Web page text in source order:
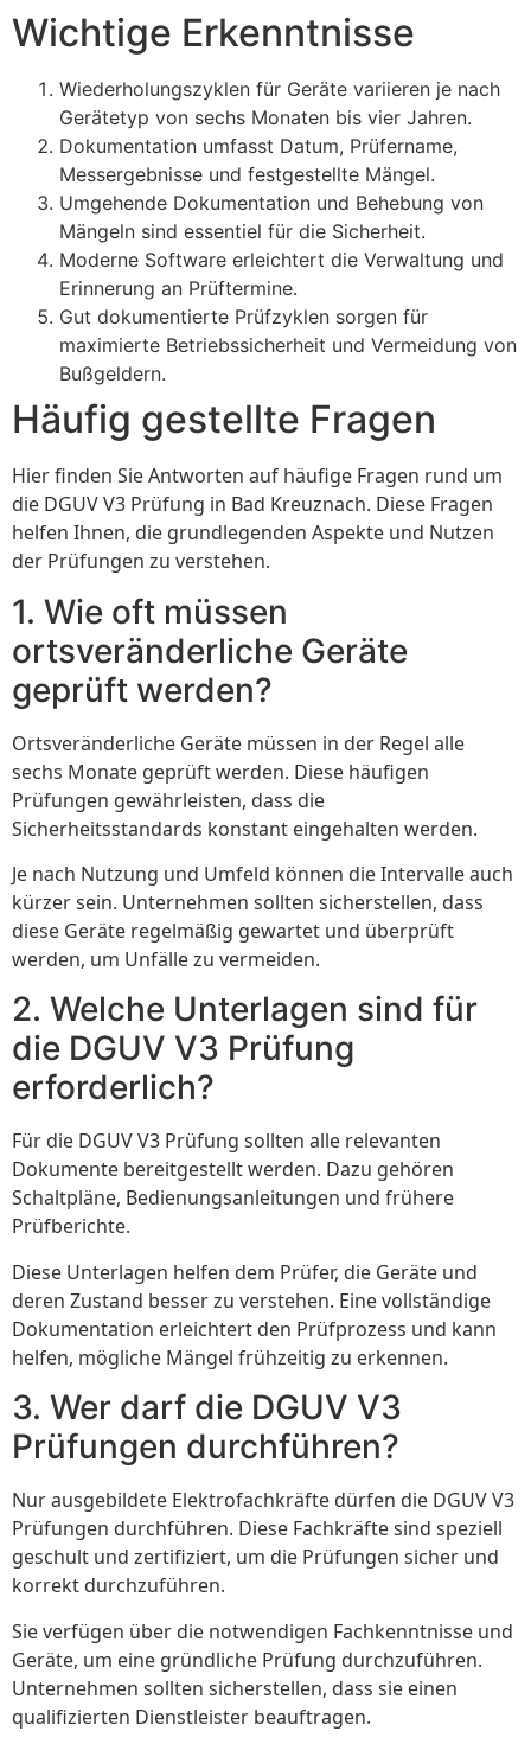
Wichtige Erkenntnisse
Wiederholungszyklen für Geräte variieren je nach
Gerätetyp von sechs Monaten bis vier Jahren.
Dokumentation umfasst Datum, Prüfername,
Messergebnisse und festgestellte Mängel.
Umgehende Dokumentation und Behebung von
Mängeln sind essentiel für die Sicherheit.
Moderne Software erleichtert die Verwaltung und
Erinnerung an Prüftermine.
Gut dokumentierte Prüfzyklen sorgen für
maximierte Betriebssicherheit und Vermeidung von
Bußgeldern.
Häufig gestellte Fragen
Hier finden Sie Antworten auf häufige Fragen rund um
die DGUV V3 Prüfung in Bad Kreuznach. Diese Fragen
helfen Ihnen, die grundlegenden Aspekte und Nutzen
der Prüfungen zu verstehen.
1. Wie oft müssen
ortsveränderliche Geräte
geprüft werden?
Ortsveränderliche Geräte müssen in der Regel alle
sechs Monate geprüft werden. Diese häufigen
Prüfungen gewährleisten, dass die
Sicherheitsstandards konstant eingehalten werden.
Je nach Nutzung und Umfeld können die Intervalle auch
kürzer sein. Unternehmen sollten sicherstellen, dass
diese Geräte regelmäßig gewartet und überprüft
werden, um Unfälle zu vermeiden.
2. Welche Unterlagen sind für
die DGUV V3 Prüfung
erforderlich?
Für die DGUV V3 Prüfung sollten alle relevanten
Dokumente bereitgestellt werden. Dazu gehören
Schaltpläne, Bedienungsanleitungen und frühere
Prüfberichte.
Diese Unterlagen helfen dem Prüfer, die Geräte und
deren Zustand besser zu verstehen. Eine vollständige
Dokumentation erleichtert den Prüfprozess und kann
helfen, mögliche Mängel frühzeitig zu erkennen.
3. Wer darf die DGUV V3
Prüfungen durchführen?
Nur ausgebildete Elektrofachkräfte dürfen die DGUV V3
Prüfungen durchführen. Diese Fachkräfte sind speziell
geschult und zertifiziert, um die Prüfungen sicher und
korrekt durchzuführen.
Sie verfügen über die notwendigen Fachkenntnisse und
Geräte, um eine gründliche Prüfung durchzuführen.
Unternehmen sollten sicherstellen, dass sie einen
qualifizierten Dienstleister beauftragen.